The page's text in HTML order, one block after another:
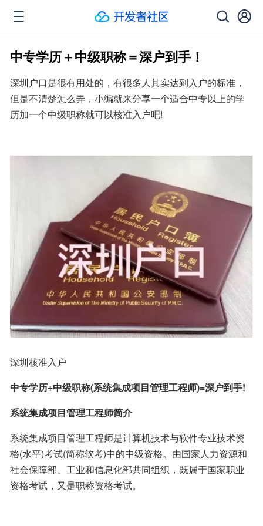
中专学历＋中级职称＝深户到手！
深圳户口是很有用处的，有很多人其实达到入户的标准，
但是不清楚怎么弄，小编就来分享一个适合中专以上的学
历加一个中级职称就可以核准入户吧!
深圳核准入户
中专学历+中级职称(系统集成项目管理工程师)=深户到手!
系统集成项目管理工程师简介
系统集成项目管理工程师是计算机技术与软件专业技术资
格(水平)考试(简称软考)中的中级资格。由国家人力资源和
社会保障部、工业和信息化部共同组织，既属于国家职业
资格考试，又是职称资格考试。